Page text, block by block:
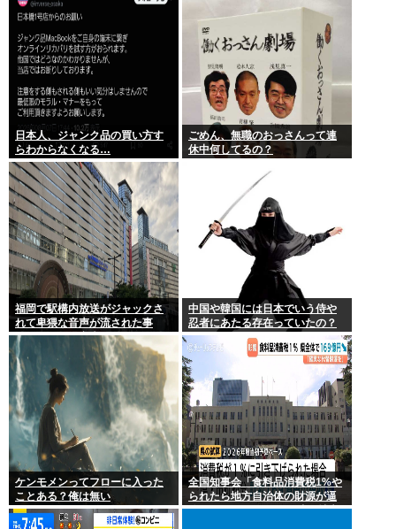
日本人、ジャンク品の買い方す
らわからなくなる…
ごめん、無職のおっさんって連
休中何してるの？
福岡で駅構内放送がジャックさ
れて卑猥な音声が流された事
件、やはり元音声は動ありの動
画だった
中国や韓国には日本でいう侍や
忍者にあたる存在っていたの？
ケンモメンってフローに入った
ことある？俺は無い
全国知事会「食料品消費税1%や
られたら地方自治体の財源が逼
迫してしまう 」…この流れ地方